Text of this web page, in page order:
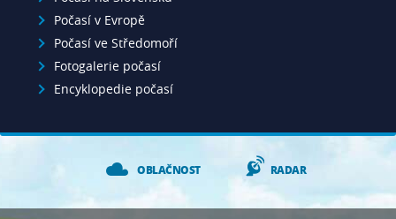
Počasí v Evropě
Počasí ve Středomoří
Fotogalerie počasí
Encyklopedie počasí
OBLAČNOST RADAR